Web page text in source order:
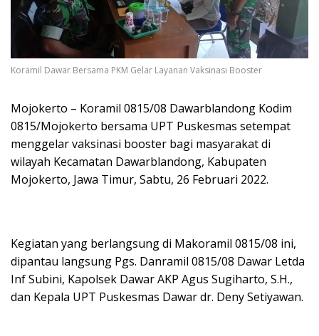
Koramil Dawar Bersama PKM Gelar Layanan Vaksinasi Booster
Mojokerto – Koramil 0815/08 Dawarblandong Kodim
0815/Mojokerto bersama UPT Puskesmas setempat
menggelar vaksinasi booster bagi masyarakat di
wilayah Kecamatan Dawarblandong, Kabupaten
Mojokerto, Jawa Timur, Sabtu, 26 Februari 2022.
Kegiatan yang berlangsung di Makoramil 0815/08 ini,
dipantau langsung Pgs. Danramil 0815/08 Dawar Letda
Inf Subini, Kapolsek Dawar AKP Agus Sugiharto, S.H.,
dan Kepala UPT Puskesmas Dawar dr. Deny Setiyawan.